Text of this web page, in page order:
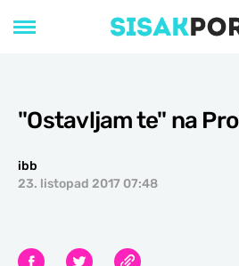
''Ostavljam te'' na
ibb
23. listopad 2017 07:48